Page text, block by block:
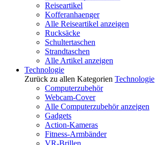
Reiseartikel
Kofferanhaenger
Alle Reiseartikel anzeigen
Rucksäcke
Schultertaschen
Strandtaschen
Alle Artikel anzeigen
Technologie
Zurück zu allen Kategorien Technologie
Computerzubehör
Webcam-Cover
Alle Computerzubehör anzeigen
Gadgets
Action-Kameras
Fitness-Armbänder
VR-Brillen